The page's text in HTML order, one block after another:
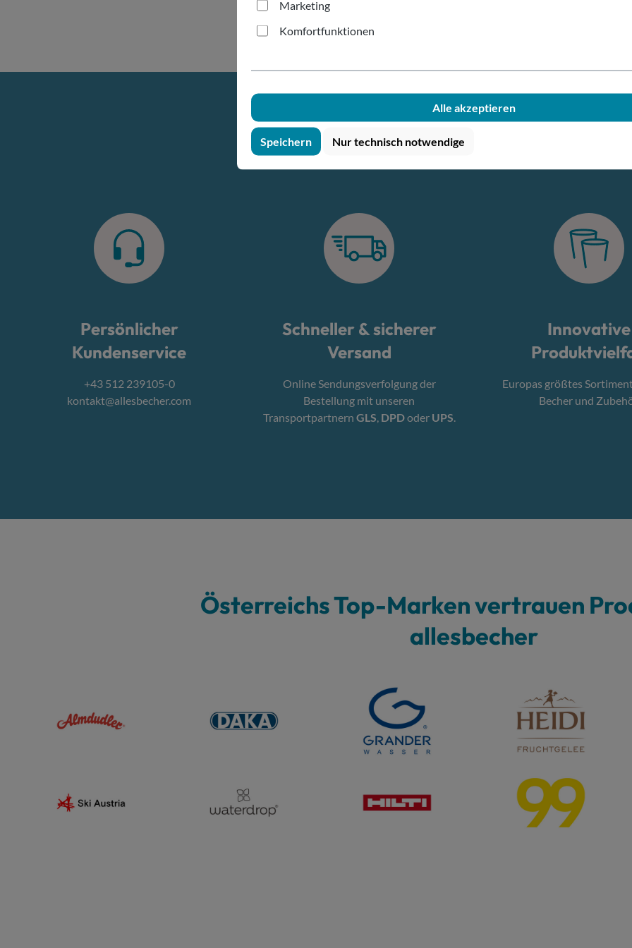
Deine Vorteile bei
Persönlicher
Kundenservice
+43 512 239105-0
kontakt@allesbecher.com
Schneller & sicherer
Versand
Online Sendungsverfolgung der
Bestellung mit unseren
Transportpartnern GLS, DPDoder UPS.
Innovative
Europas größtes
Becher und
Österreichs Top-Marken vertrauen
allesbecher
Marketing
Komfortfunktionen
Alle akzeptieren
Speichern Nur technisch notwendige